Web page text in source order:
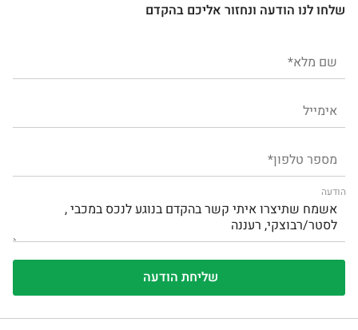
שלחו לנו הודעה ונחזור אליכם בהקדם
הודעה